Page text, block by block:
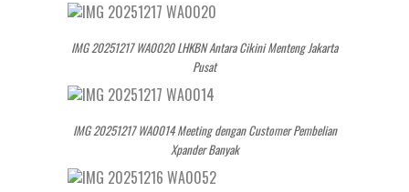
IMG 20251217 WA0020 LHKBN Antara Cikini Menteng Jakarta
Pusat
IMG 20251217 WA0014 Meeting dengan Customer Pembelian
Xpander Banyak